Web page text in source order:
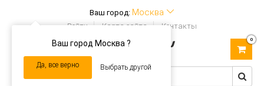
Ваш город: Москва
Ваш город Москва ?
Да, все верно Выбрать другой
Войти Карта сайта Контакты
navigation
0